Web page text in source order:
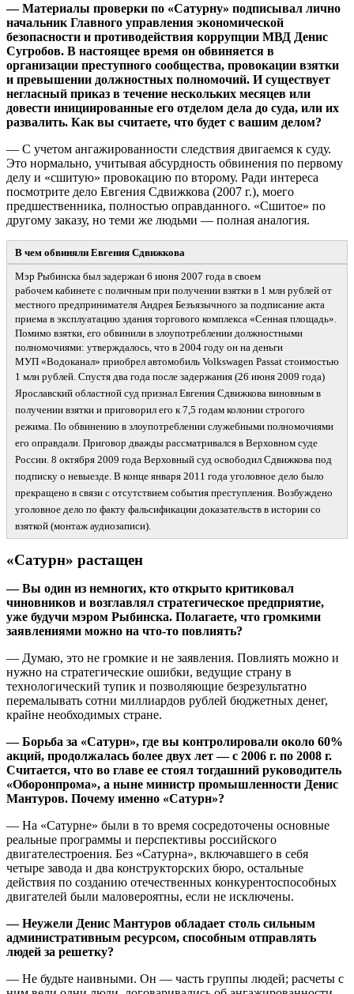
— Материалы проверки по «Сатурну» подписывал лично
начальник Главного управления экономической
безопасности и противодействия коррупции МВД Денис
Сугробов. В настоящее время он обвиняется в
организации преступного сообщества, провокации взятки
и превышении должностных полномочий. И существует
негласный приказ в течение нескольких месяцев или
довести инициированные его отделом дела до суда, или их
развалить. Как вы считаете, что будет с вашим делом?
— С учетом ангажированности следствия двигаемся к суду.
Это нормально, учитывая абсурдность обвинения по первому
делу и «сшитую» провокацию по второму. Ради интереса
посмотрите дело Евгения Сдвижкова (2007 г.), моего
предшественника, полностью оправданного. «Сшитое» по
другому заказу, но теми же людьми — полная аналогия.
В чем обвиняли Евгения Сдвижкова
Мэр Рыбинска был задержан 6 июня 2007 года в своем
рабочем кабинете с поличным при получении взятки в 1 млн рублей от
местного предпринимателя Андрея Безъязычного за подписание акта
приема в эксплуатацию здания торгового комплекса «Сенная площадь».
Помимо взятки, его обвинили в злоупотреблении должностными
полномочиями: утверждалось, что в 2004 году он на деньги
МУП «Водоканал» приобрел автомобиль Volkswagen Passat стоимостью
1 млн рублей. Спустя два года после задержания (26 июня 2009 года)
Ярославский областной суд признал Евгения Сдвижкова виновным в
получении взятки и приговорил его к 7,5 годам колонии строгого
режима. По обвинению в злоупотреблении служебными полномочиями
его оправдали. Приговор дважды рассматривался в Верховном суде
России. 8 октября 2009 года Верховный суд освободил Сдвижкова под
подписку о невыезде. В конце января 2011 года уголовное дело было
прекращено в связи с отсутствием события преступления. Возбуждено
уголовное дело по факту фальсификации доказательств в истории со
взяткой (монтаж аудиозаписи).
«Сатурн» растащен
— Вы один из немногих, кто открыто критиковал
чиновников и возглавлял стратегическое предприятие,
уже будучи мэром Рыбинска. Полагаете, что громкими
заявлениями можно на что-то повлиять?
— Думаю, это не громкие и не заявления. Повлиять можно и
нужно на стратегические ошибки, ведущие страну в
технологический тупик и позволяющие безрезультатно
перемалывать сотни миллиардов рублей бюджетных денег,
крайне необходимых стране.
— Борьба за «Сатурн», где вы контролировали около 60%
акций, продолжалась более двух лет — с 2006 г. по 2008 г.
Считается, что во главе ее стоял тогдашний руководитель
«Оборонпрома», а ныне министр промышленности Денис
Мантуров. Почему именно «Сатурн»?
— На «Сатурне» были в то время сосредоточены основные
реальные программы и перспективы российского
двигателестроения. Без «Сатурна», включавшего в себя
четыре завода и два конструкторских бюро, остальные
действия по созданию отечественных конкурентоспособных
двигателей были маловероятны, если не исключены.
— Неужели Денис Мантуров обладает столь сильным
административным ресурсом, способным отправлять
людей за решетку?
— Не будьте наивными. Он — часть группы людей; расчеты с